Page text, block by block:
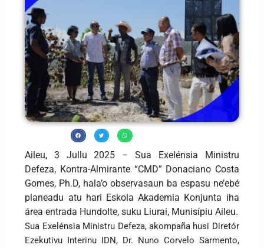
Aileu, 3 Jullu 2025 – Sua Exelénsia Ministru
Defeza, Kontra-Almirante “CMD” Donaciano Costa
Gomes, Ph.D, hala’o observasaun ba espasu ne’ebé
planeadu atu hari Eskola Akademia Konjunta iha
área entrada Hundolte, suku Liurai, Munisípiu Aileu.
Sua Exelénsia Ministru Defeza, akompaña husi Diretór
Ezekutivu Interinu IDN, Dr. Nuno Corvelo Sarmento,